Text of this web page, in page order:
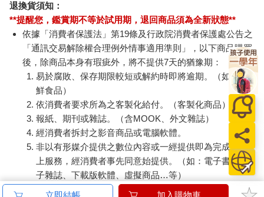
退換貨須知：
**提醒您，鑑賞期不等於試用期，退回商品須為全新狀態**
依據「消費者保護法」第19條及行政院消費者保護處公告之
「通訊交易解除權合理例外情事適用準則」，以下商品購買
後，除商品本身有瑕疵外，將不提供7天的猶豫期：
易於腐敗、保存期限較短或解約時即將逾期。（如：生
鮮食品）
依消費者要求所為之客製化給付。（客製化商品）
報紙、期刊或雜誌。（含MOOK、外文雜誌）
經消費者拆封之影音商品或電腦軟體。
非以有形媒介提供之數位內容或一經提供即為完成之線
上服務，經消費者事先同意始提供。（如：電子書、電
子雜誌、下載版軟體、虛擬商品…等）
已拆封之個人衛生用品。（如：內衣褲、刮鬍刀、除毛
立即結帳 加入購物車